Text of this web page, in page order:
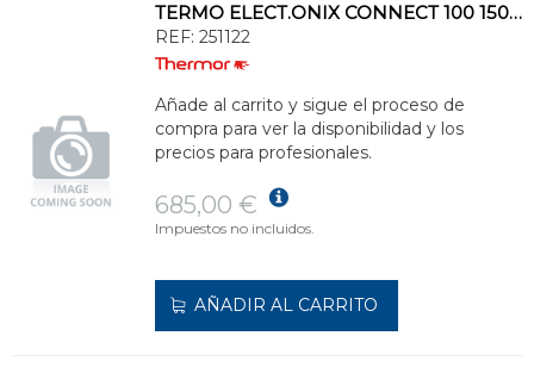
TERMO ELECT.ONIX CONNECT 100 1500+750/1000kW 230V 38Kg 1300x490x310mm MULTIPOS
REF: 251122
Añade al carrito y sigue el proceso de
compra para ver la disponibilidad y los
precios para profesionales.
685,00 €
Impuestos no incluidos.
AÑADIR AL CARRITO